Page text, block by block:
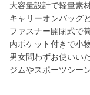
大容量設計で軽量素
キャリーオンバッグ
ファスナー開閉式で
内ポケット付きで小
男女問わずお使いい
ジムやスポーツシー